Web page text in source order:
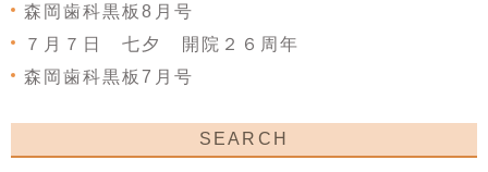
森岡歯科黒板8月号
７月７日 七夕 開院２６周年
森岡歯科黒板7月号
SEARCH